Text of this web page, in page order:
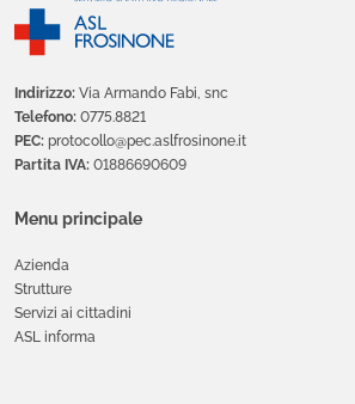
Indirizzo: Via Armando Fabi, snc
Telefono: 0775.8821
PEC: protocollo@pec.aslfrosinone.it
Partita IVA: 01886690609
Menu principale
Azienda
Strutture
Servizi ai cittadini
ASL informa